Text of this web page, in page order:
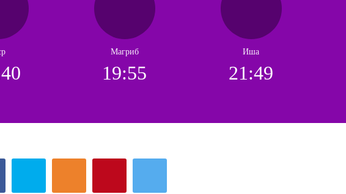
Магриб
19:55
Иша
21:49